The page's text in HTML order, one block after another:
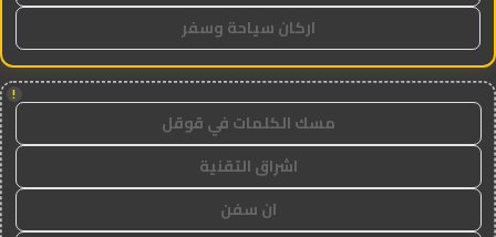
اركان سياحة وسفر
!
مسك الكلمات في قوقل
اشراق التقنية
ان سفن